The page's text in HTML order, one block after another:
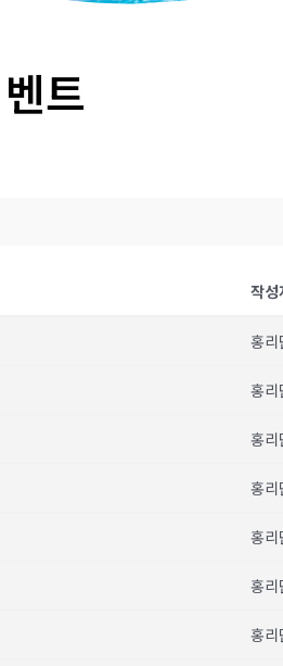
트
작성
홍리
홍리
홍리
홍리
홍리
홍리
홍리